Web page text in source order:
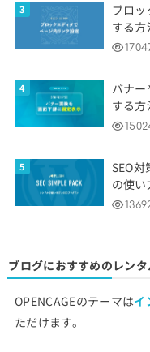
ブロ
する方
バナ
する方
SEO対
の使い
ブログにおすすめのレン
OPENCAGEのテーマはイ
ただけます。